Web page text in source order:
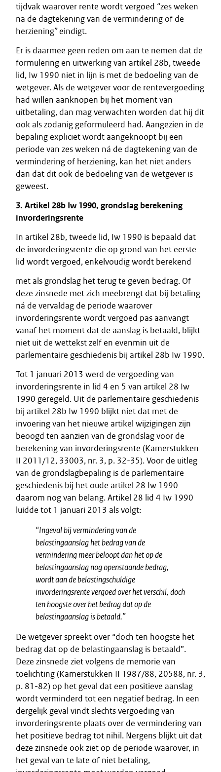
tijdvak waarover rente wordt vergoed “zes weken
na de dagtekening van de vermindering of de
herziening”eindigt.
Er is daarmee geen reden om aan te nemen dat de
formulering en uitwerking van artikel 28b, tweede
lid, Iw 1990 niet in lijn is met de bedoeling van de
wetgever. Als de wetgever voor de rentevergoeding
had willen aanknopen bij het moment van
uitbetaling, dan mag verwachten worden dat hij dit
ook als zodanig geformuleerd had. Aangezien in de
bepaling expliciet wordt aangeknoopt bij een
periode van zes weken ná de dagtekening van de
vermindering of herziening, kan het niet anders
dan dat dit ook de bedoeling van de wetgever is
geweest.
3. Artikel 28b Iw 1990, grondslag berekening
invorderingsrente
In artikel 28b, tweede lid, Iw 1990 is bepaald dat
de invorderingsrente die op grond van het eerste
lid wordt vergoed, enkelvoudig wordt berekend
met als grondslag het terug te geven bedrag. Of
deze zinsnede met zich meebrengt dat bij betaling
ná de vervaldag de periode waarover
invorderingsrente wordt vergoed pas aanvangt
vanaf het moment dat de aanslag is betaald, blijkt
niet uit de wettekst zelf en evenmin uit de
parlementaire geschiedenis bij artikel 28b Iw 1990.
Tot 1 januari 2013 werd de vergoeding van
invorderingsrente in lid 4 en 5 van artikel 28 Iw
1990 geregeld. Uit de parlementaire geschiedenis
bij artikel 28b Iw 1990 blijkt niet dat met de
invoering van het nieuwe artikel wijzigingen zijn
beoogd ten aanzien van de grondslag voor de
berekening van invorderingsrente (Kamerstukken
II 2011/12, 33003, nr. 3, p. 32-35). Voor de uitleg
van de grondslagbepaling is de parlementaire
geschiedenis bij het oude artikel 28 Iw 1990
daarom nog van belang. Artikel 28 lid 4 Iw 1990
luidde tot 1 januari 2013 als volgt:
“Ingeval bij vermindering van de
belastingaanslag het bedrag van de
vermindering meer beloopt dan het op de
belastingaanslag nog openstaande bedrag,
wordt aan de belastingschuldige
invorderingsrente vergoed over het verschil, doch
ten hoogste over het bedrag dat op de
belastingaanslag is betaald.”
De wetgever spreekt over “doch ten hoogste het
bedrag dat op de belastingaanslag is betaald”.
Deze zinsnede ziet volgens de memorie van
toelichting (Kamerstukken II 1987/88, 20588, nr. 3,
p. 81-82) op het geval dat een positieve aanslag
wordt verminderd tot een negatief bedrag. In een
dergelijk geval vindt slechts vergoeding van
invorderingsrente plaats over de vermindering van
het positieve bedrag tot nihil. Nergens blijkt uit dat
deze zinsnede ook ziet op de periode waarover, in
het geval van te late of niet betaling,